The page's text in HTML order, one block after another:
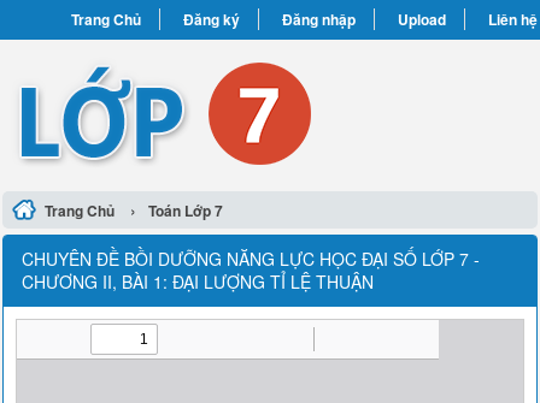
Trang Chủ Đăng ký Đăng nhập Upload Liên hệ
Trang Chủ › Toán Lớp 7
CHUYÊN ĐỀ BỒI DƯỠNG NĂNG LỰC HỌC ĐẠI SỐ LỚP 7 -
CHƯƠNG II, BÀI 1: ĐẠI LƯỢNG TỈ LỆ THUẬN